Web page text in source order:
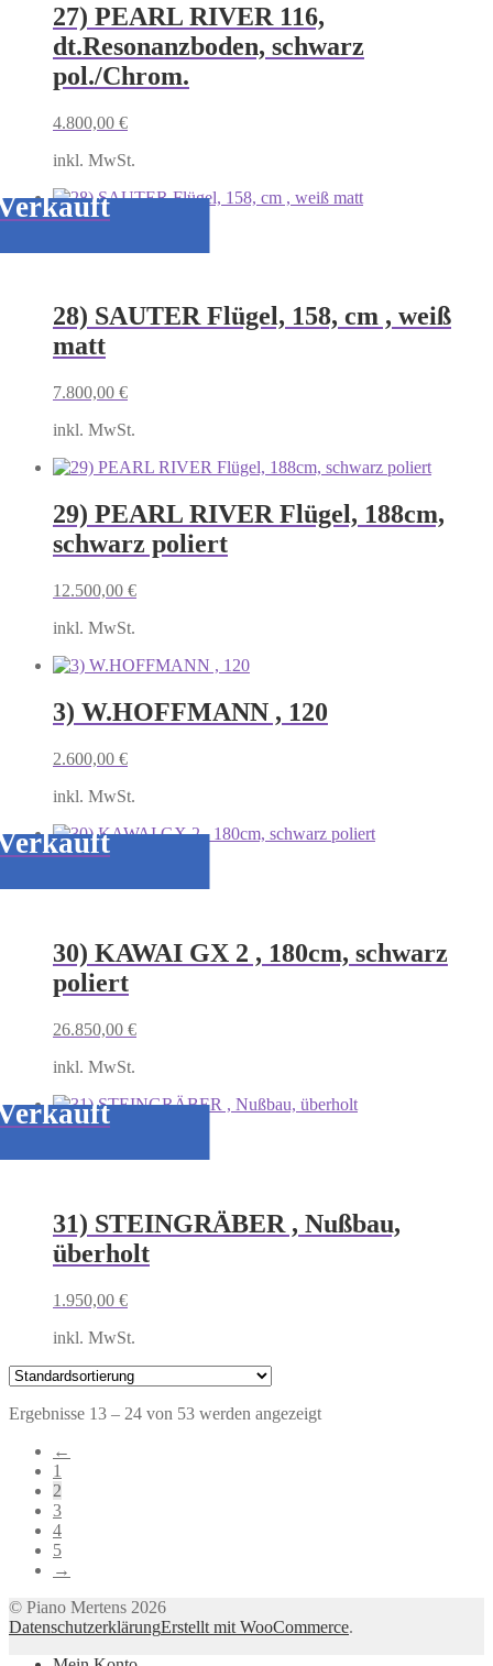
27) PEARL RIVER 116,
dt.Resonanzboden, schwarz
pol./Chrom.
4.800,00 €
inkl. MwSt.
28) SAUTER Flügel, 158, cm , weiß
matt
7.800,00 €
inkl. MwSt.
29) PEARL RIVER Flügel, 188cm,
schwarz poliert
12.500,00 €
inkl. MwSt.
3) W.HOFFMANN , 120
2.600,00 €
inkl. MwSt.
30) KAWAI GX 2 , 180cm, schwarz
poliert
26.850,00 €
inkl. MwSt.
31) STEINGRÄBER , Nußbau,
überholt
1.950,00 €
inkl. MwSt.
Ergebnisse 13 – 24 von 53 werden angezeigt
←
1
2
3
4
5
→
© Piano Mertens 2026
DatenschutzerklärungErstellt mit WooCommerce.